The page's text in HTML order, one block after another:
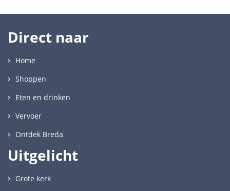
Direct naar
Home
Shoppen
Eten en drinken
Vervoer
Ontdek Breda
Uitgelicht
Grote kerk